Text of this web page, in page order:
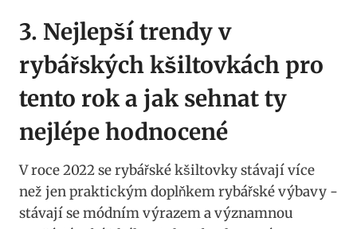
3. Nejlepší trendy ⁤v
rybářských⁢ kšiltovkách pro
tento rok a jak sehnat ty
⁣nejlépe ⁢hodnocené
V ‍roce 2022⁢ se rybářské kšiltovky stávají⁣ více
než ⁢jen praktickým doplňkem rybářské výbavy -⁣
stávají⁢ se módním výrazem a významnou